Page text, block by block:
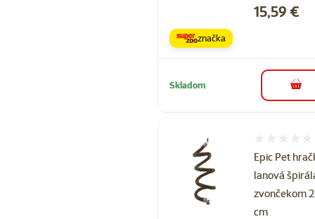
Cena
15,59 €
značka
Skladom do
Epic Pet
lanová
zvončekom
cm